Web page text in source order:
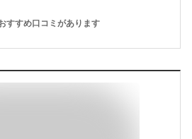
すすめ口コミがあります